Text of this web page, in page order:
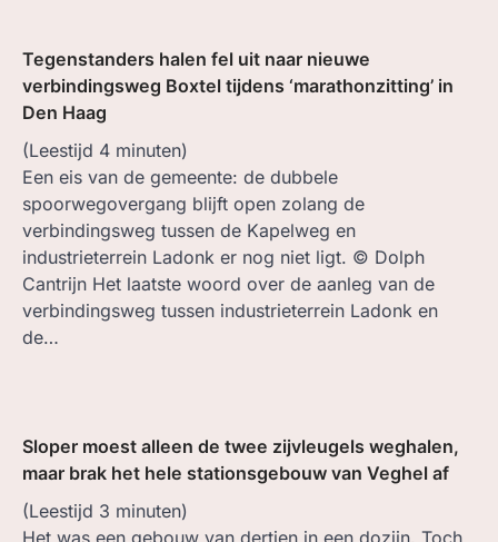
Tegenstanders halen fel uit naar nieuwe
verbindingsweg Boxtel tijdens ‘marathonzitting’ in
Den Haag
(Leestijd 4 minuten)
Een eis van de gemeente: de dubbele
spoorwegovergang blijft open zolang de
verbindingsweg tussen de Kapelweg en
industrieterrein Ladonk er nog niet ligt. © Dolph
Cantrijn Het laatste woord over de aanleg van de
verbindingsweg tussen industrieterrein Ladonk en
de…
Sloper moest alleen de twee zijvleugels weghalen,
maar brak het hele stationsgebouw van Veghel af
(Leestijd 3 minuten)